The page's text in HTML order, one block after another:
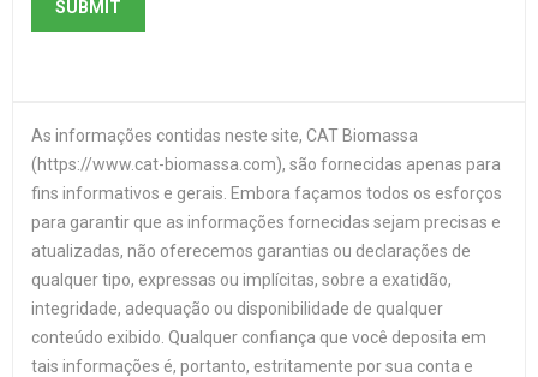
As informações contidas neste site, CAT Biomassa
(https://www.cat-biomassa.com), são fornecidas apenas para
fins informativos e gerais. Embora façamos todos os esforços
para garantir que as informações fornecidas sejam precisas e
atualizadas, não oferecemos garantias ou declarações de
qualquer tipo, expressas ou implícitas, sobre a exatidão,
integridade, adequação ou disponibilidade de qualquer
conteúdo exibido. Qualquer confiança que você deposita em
tais informações é, portanto, estritamente por sua conta e